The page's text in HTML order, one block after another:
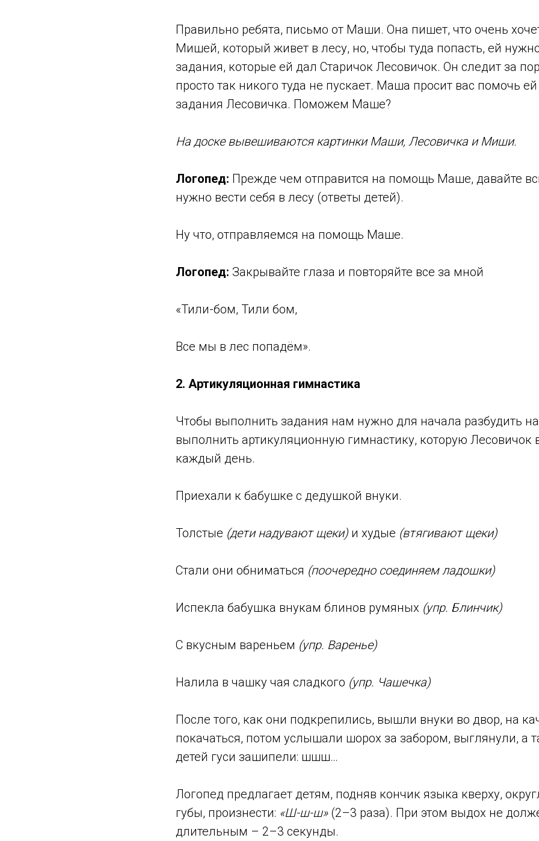
Правильно ребята, письмо от Маши. Она пишет, что очень
Мишей, который живет в лесу, но, чтобы туда попасть, ей
задания, которые ей дал Старичок Лесовичок. Он следит за
просто так никого туда не пускает. Маша просит вас помочь
задания Лесовичка. Поможем Маше?
На доске вывешиваются картинки Маши, Лесовичка и Миши.
Логопед: Прежде чем отправится на помощь Маше, давайте
нужно вести себя в лесу (ответы детей).
Ну что, отправляемся на помощь Маше.
Логопед: Закрывайте глаза и повторяйте все за мной
«Тили-бом, Тили бом,
Все мы в лес попадём».
2. Артикуляционная гимнастика
Чтобы выполнить задания нам нужно для начала разбудить
выполнить артикуляционную гимнастику, которую Лесовичок
каждый день.
Приехали к бабушке с дедушкой внуки.
Толстые (дети надувают щеки) и худые (втягивают щеки)
Стали они обниматься (поочередно соединяем ладошки)
Испекла бабушка внукам блинов румяных (упр. Блинчик)
С вкусным вареньем (упр. Варенье)
Налила в чашку чая сладкого (упр. Чашечка)
После того, как они подкрепились, вышли внуки во двор, на
покачаться, потом услышали шорох за забором, выглянули, а
детей гуси зашипели: шшш…
Логопед предлагает детям, подняв кончик языка кверху,
губы, произнести: «Ш-ш-ш» (2–3 раза). При этом выдох не
длительным – 2–3 секунды.